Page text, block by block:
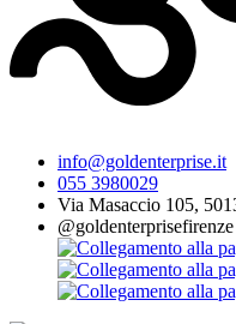
info@goldenterprise.it
055 3980029
Via Masaccio 105,
@goldenterprisefirenze